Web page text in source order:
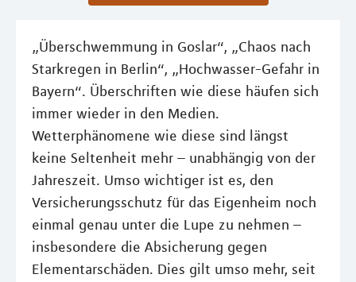
„Überschwemmung in Goslar“, „Chaos nach
Starkregen in Berlin“, „Hochwasser-Gefahr in
Bayern“. Überschriften wie diese häufen sich
immer wieder in den Medien.
Wetterphänomene wie diese sind längst
keine Seltenheit mehr – unabhängig von der
Jahreszeit. Umso wichtiger ist es, den
Versicherungsschutz für das Eigenheim noch
einmal genau unter die Lupe zu nehmen –
insbesondere die Absicherung gegen
Elementarschäden. Dies gilt umso mehr, seit